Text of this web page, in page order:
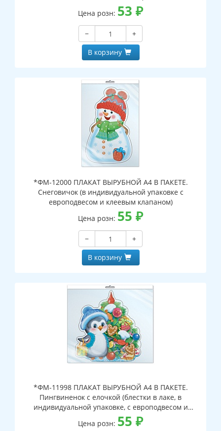
Цена розн: 53 ₽
−
+
В корзину
*ФМ-12000 ПЛАКАТ ВЫРУБНОЙ А4 В ПАКЕТЕ.
Снеговичок (в индивидуальной упаковке с
европодвесом и клеевым клапаном)
Цена розн: 55 ₽
−
+
В корзину
*ФМ-11998 ПЛАКАТ ВЫРУБНОЙ А4 В ПАКЕТЕ.
Пингвиненок с елочкой (блестки в лаке, в
индивидуальной упаковке, с европодвесом и
клеевым клапаном)
Цена розн: 55 ₽